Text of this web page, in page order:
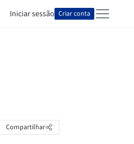
Iniciar sessão Criar conta
Compartilhar